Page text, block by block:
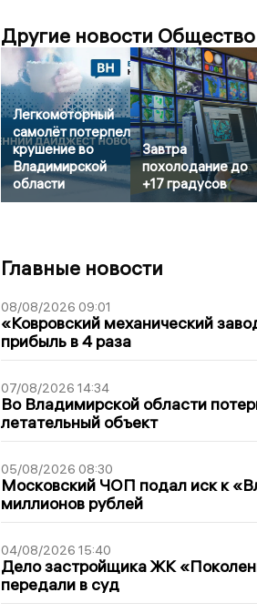
Другие новости Общество
Легкомоторный
самолёт потерпел
крушение во
Владимирской
области
Завтра
похолодание до
+17 градусов
Главные новости
08/08/2026 09:01
«Ковровский механический
прибыль в 4 раза
07/08/2026 14:34
Во Владимирской области
летательный объект
05/08/2026 08:30
Московский ЧОП подал иск к
миллионов рублей
04/08/2026 15:40
Дело застройщика ЖК
передали в суд